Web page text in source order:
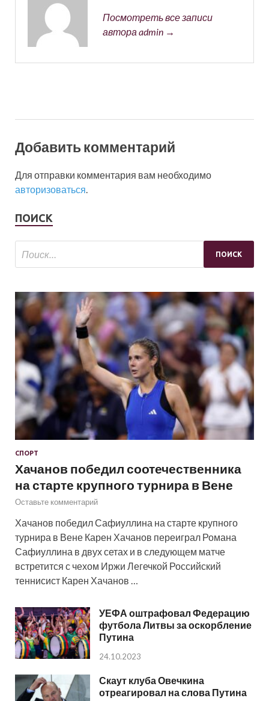
Посмотреть все записи
автора admin →
Добавить комментарий
Для отправки комментария вам необходимо
авторизоваться.
ПОИСК
СПОРТ
Хачанов победил соотечественника
на старте крупного турнира в Вене
Оставьте комментарий
Хачанов победил Сафиуллина на старте крупного
турнира в Вене Карен Хачанов переиграл Романа
Сафиуллина в двух сетах и в следующем матче
встретится с чехом Иржи Легечкой Российский
теннисист Карен Хачанов …
УЕФА оштрафовал Федерацию
футбола Литвы за оскорбление
Путина
24.10.2023
Скаут клуба Овечкина
отреагировал на слова Путина